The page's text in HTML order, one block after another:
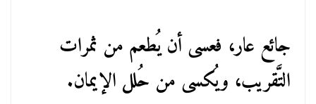
جائع عار، فعسى أن يُطعم من ثمرات
التَّقريب، ويُكسى من حُلل الإيمان.